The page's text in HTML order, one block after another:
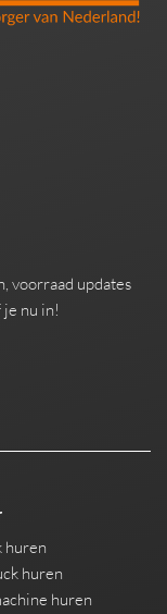
voorraad updates
nu in!
huren
huren
huren